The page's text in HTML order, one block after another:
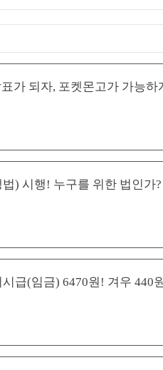
가 되자, 포켓몬고가 가능하
) 시행! 누구를 위한 법인가?
시급(임금) 6470원! 겨우 440